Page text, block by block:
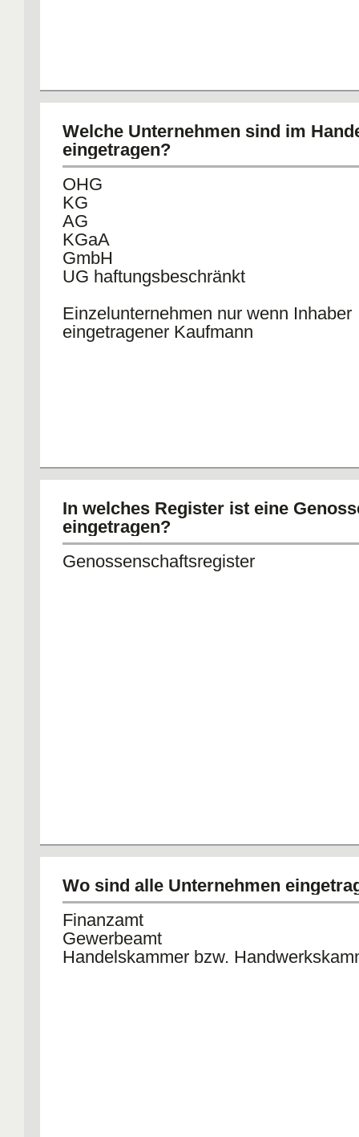
Welche Unternehmen sind im
eingetragen?
OHG
KG
AG
KGaA
GmbH
UG haftungsbeschränkt
Einzelunternehmen nur wenn Inhaber
eingetragener Kaufmann
In welches Register ist eine
eingetragen?
Genossenschaftsregister
Wo sind alle Unternehmen
Finanzamt
Gewerbeamt
Handelskammer bzw.